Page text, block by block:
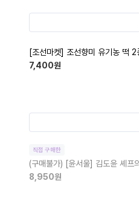
[조선마켓] 조선향미 유기농 떡 2
7,400원
직접 구매한
(구매불가) [윤서울] 김도윤 셰프
8,950원